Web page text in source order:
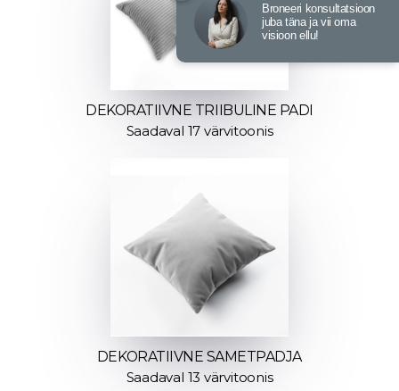
DEKORATIIVNE TRIIBULINE PADI
Saadaval 17 värvitoonis
DEKORATIIVNE SAMETPADJA
Saadaval 13 värvitoonis
Broneeri konsultatsioon
juba täna ja vii oma
visioon ellu!